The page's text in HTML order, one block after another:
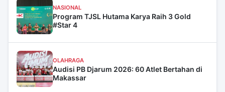
NASIONAL
Program TJSL Hutama Karya Raih 3 Gold
#Star 4
OLAHRAGA
Audisi PB Djarum 2026: 60 Atlet Bertahan di
Makassar